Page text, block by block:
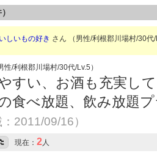
しいもの好き さん （男性/利根郡川場村/30代
性/利根郡川場村/30代/Lv.5）
すい、お酒も充実し
食べ放題、飲み放題
2011/09/16）
現在： 2人